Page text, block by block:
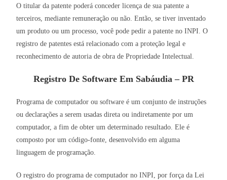
O titular da patente poderá conceder licença de sua patente a
terceiros, mediante remuneração ou não. Então, se tiver inventado
um produto ou um processo, você pode pedir a patente no INPI. O
registro de patentes está relacionado com a proteção legal e
reconhecimento de autoria de obra de Propriedade Intelectual.
Registro De Software Em Sabáudia – PR
Programa de computador ou software é um conjunto de instruções
ou declarações a serem usadas direta ou indiretamente por um
computador, a fim de obter um determinado resultado. Ele é
composto por um código-fonte, desenvolvido em alguma
linguagem de programação.
O registro do programa de computador no INPI, por força da Lei